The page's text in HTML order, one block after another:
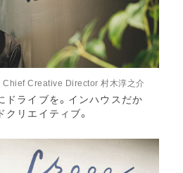
Creative Director 村木淳之介
ドライブを。インハウスだか
リエイティブ。